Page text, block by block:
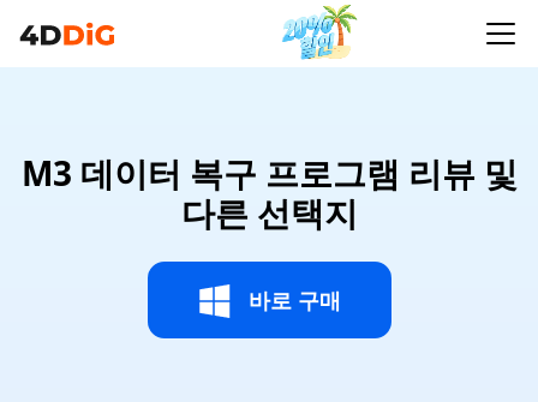
M3 데이터 복구 프로그램 리뷰 및
다른 선택지
바로 구매